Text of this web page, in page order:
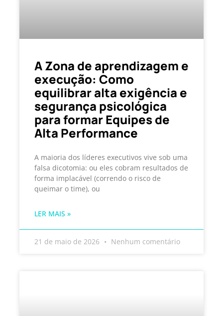
A Zona de aprendizagem e
execução: Como
equilibrar alta exigência e
segurança psicológica
para formar Equipes de
Alta Performance
A maioria dos líderes executivos vive sob uma
falsa dicotomia: ou eles cobram resultados de
forma implacável (correndo o risco de
queimar o time), ou
LER MAIS »
21 de maio de 2026 Nenhum comentário